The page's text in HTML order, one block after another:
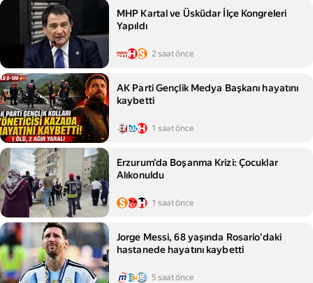
MHP Kartal ve Üsküdar İlçe Kongreleri
Yapıldı
2 saat önce
AK Parti Gençlik Medya Başkanı hayatını
kaybetti
1 saat önce
Erzurum'da Boşanma Krizi: Çocuklar
Alıkonuldu
1 saat önce
Jorge Messi, 68 yaşında Rosario'daki
hastanede hayatını kaybetti
5 saat önce